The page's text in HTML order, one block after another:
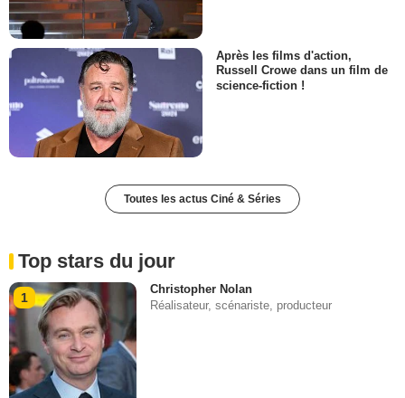
Après les films d'action,
Russell Crowe dans un film de
science-fiction !
Toutes les actus Ciné & Séries
Top stars du jour
1
Christopher Nolan
Réalisateur, scénariste, producteur